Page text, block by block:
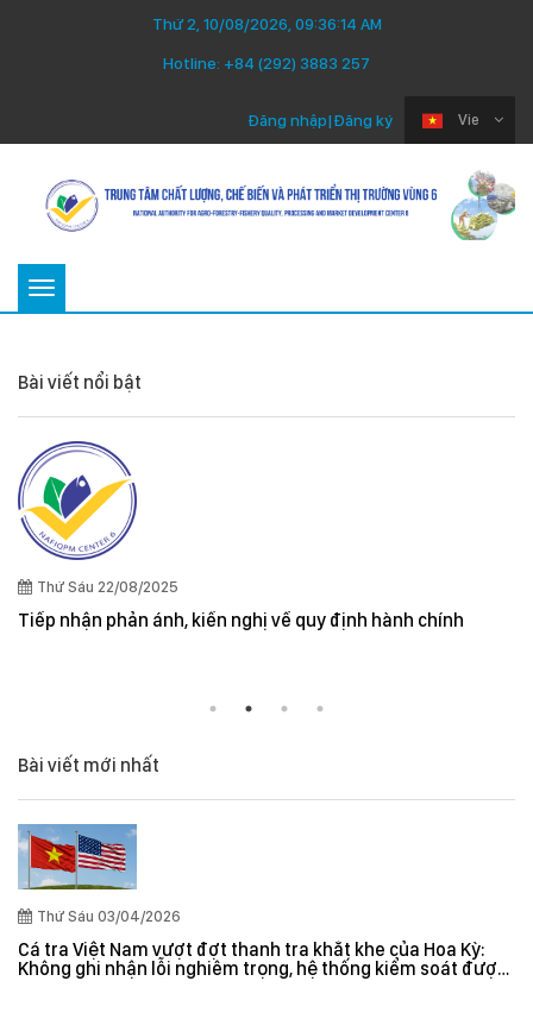
Thứ 2, 10/08/2026, 09:36:14 AM
Hotline: +84 (292) 3883 257
Vie
Đăng nhập|Đăng ký
Toggle
Bài viết nổi bật
hành chính
Bài viết mới nhất
Thứ Sáu 03/04/2026
Cá tra Việt Nam vượt đợt thanh tra khắt khe của Hoa Kỳ:
Không ghi nhận lỗi nghiêm trọng, hệ thống kiểm soát được